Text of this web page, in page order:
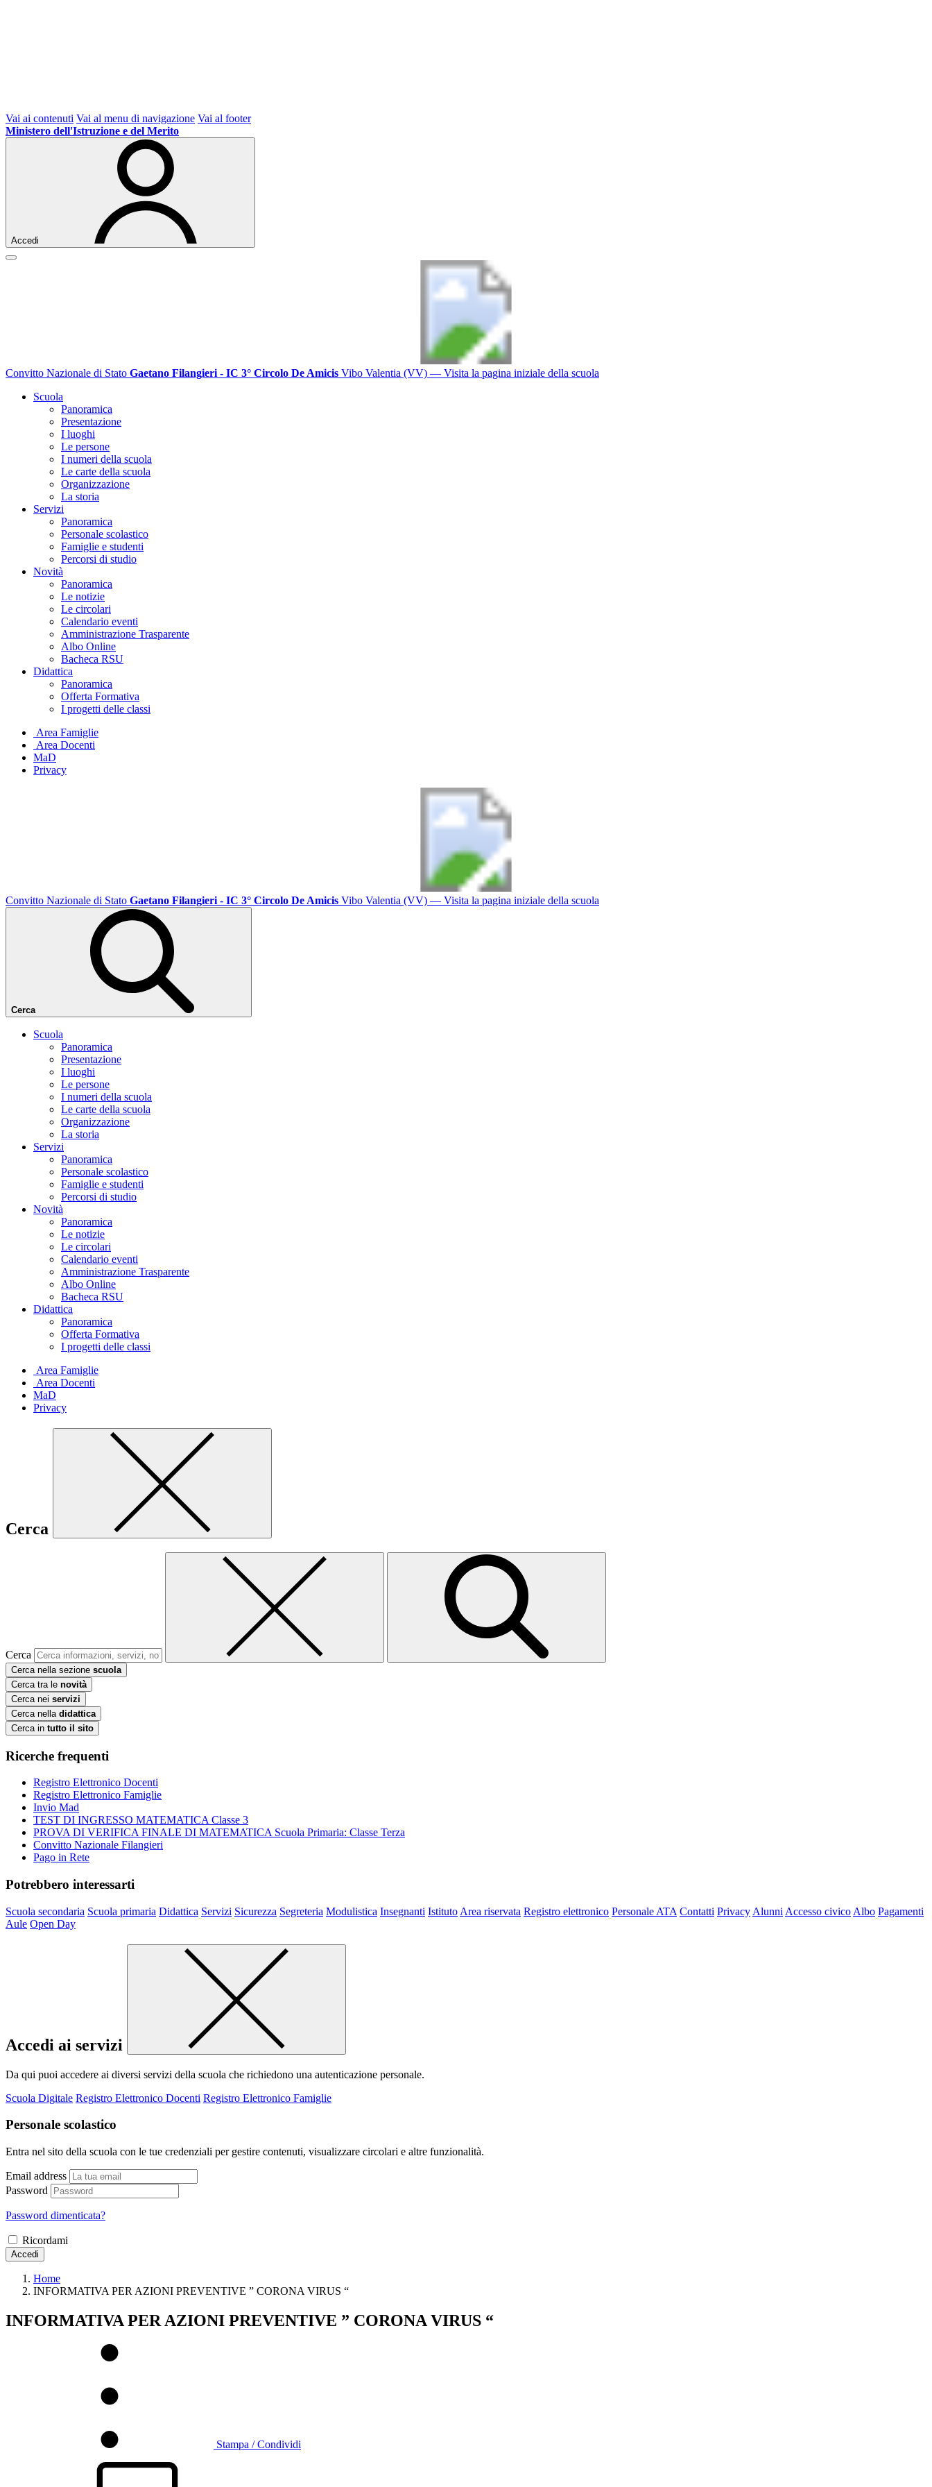
Vai ai contenuti Vai al menu di navigazione Vai al footer
Ministero dell'Istruzione e del Merito
Accedi
Convitto Nazionale di Stato Gaetano Filangieri - IC 3° Circolo De Amicis Vibo Valentia (VV) — Visita la pagina iniziale della scuola
Scuola
Panoramica
Presentazione
I luoghi
Le persone
I numeri della scuola
Le carte della scuola
Organizzazione
La storia
Servizi
Panoramica
Personale scolastico
Famiglie e studenti
Percorsi di studio
Novità
Panoramica
Le notizie
Le circolari
Calendario eventi
Amministrazione Trasparente
Albo Online
Bacheca RSU
Didattica
Panoramica
Offerta Formativa
I progetti delle classi
Area Famiglie
Area Docenti
MaD
Privacy
Convitto Nazionale di Stato Gaetano Filangieri - IC 3° Circolo De Amicis Vibo Valentia (VV) — Visita la pagina iniziale della scuola
Cerca
Scuola
Panoramica
Presentazione
I luoghi
Le persone
I numeri della scuola
Le carte della scuola
Organizzazione
La storia
Servizi
Panoramica
Personale scolastico
Famiglie e studenti
Percorsi di studio
Novità
Panoramica
Le notizie
Le circolari
Calendario eventi
Amministrazione Trasparente
Albo Online
Bacheca RSU
Didattica
Panoramica
Offerta Formativa
I progetti delle classi
Area Famiglie
Area Docenti
MaD
Privacy
Cerca
Cerca
Cerca nella sezione scuola
Cerca tra le novità
Cerca nei servizi
Cerca nella didattica
Cerca in tutto il sito
Ricerche frequenti
Registro Elettronico Docenti
Registro Elettronico Famiglie
Invio Mad
TEST DI INGRESSO MATEMATICA Classe 3
PROVA DI VERIFICA FINALE DI MATEMATICA Scuola Primaria: Classe Terza
Convitto Nazionale Filangieri
Pago in Rete
Potrebbero interessarti
Scuola secondaria Scuola primaria Didattica Servizi Sicurezza Segreteria Modulistica Insegnanti Istituto Area riservata Registro elettronico Personale ATA Contatti Privacy Alunni Accesso civico Albo Pagamenti
Aule Open Day
Accedi ai servizi
Da qui puoi accedere ai diversi servizi della scuola che richiedono una autenticazione personale.
Scuola Digitale Registro Elettronico Docenti Registro Elettronico Famiglie
Personale scolastico
Entra nel sito della scuola con le tue credenziali per gestire contenuti, visualizzare circolari e altre funzionalità.
Email address
Password
Password dimenticata?
Ricordami
Accedi
Home
INFORMATIVA PER AZIONI PREVENTIVE ” CORONA VIRUS “
INFORMATIVA PER AZIONI PREVENTIVE ” CORONA VIRUS “
Stampa / Condividi